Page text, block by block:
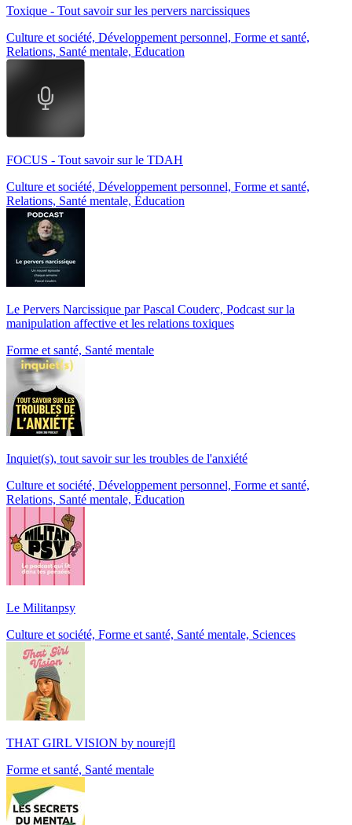
Toxique - Tout savoir sur les pervers narcissiques
Culture et société, Développement personnel, Forme et santé,
Relations, Santé mentale, Éducation
FOCUS - Tout savoir sur le TDAH
Culture et société, Développement personnel, Forme et santé,
Relations, Santé mentale, Éducation
Le Pervers Narcissique par Pascal Couderc, Podcast sur la
manipulation affective et les relations toxiques
Forme et santé, Santé mentale
Inquiet(s), tout savoir sur les troubles de l'anxiété
Culture et société, Développement personnel, Forme et santé,
Relations, Santé mentale, Éducation
Le Militanpsy
Culture et société, Forme et santé, Santé mentale, Sciences
THAT GIRL VISION by nourejfl
Forme et santé, Santé mentale